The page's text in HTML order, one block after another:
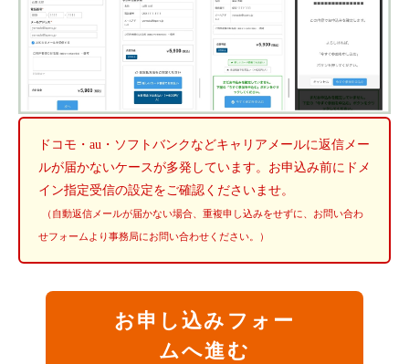
ドコモ・au・ソフトバンクなどキャリアメールに返信メー
ルが届かないケースが多発しています。お申込み前にドメ
イン指定受信の設定をご確認くださいませ。
（自動返信メールが届かない場合、重複申し込みをせずに、お問い合わ
せフォームより事務局にお問い合わせください。）
お申し込みフォー
ムへ進む